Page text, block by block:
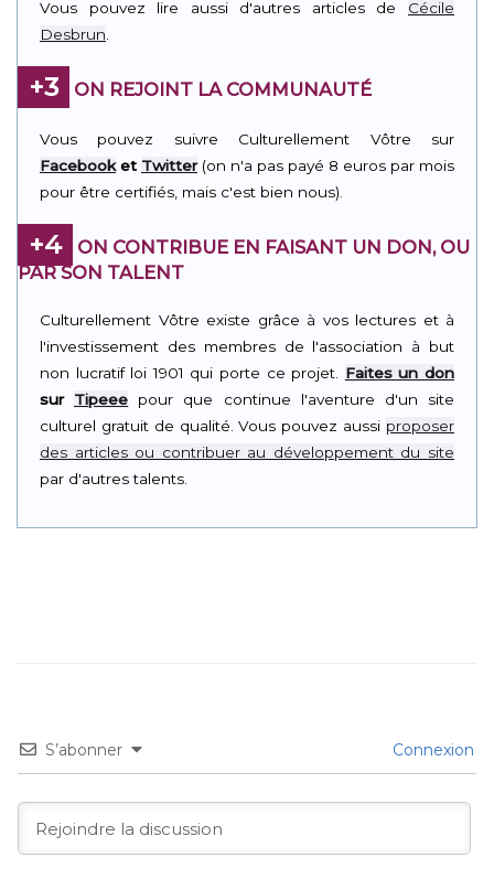
Vous pouvez lire aussi d'autres articles de Cécile
Desbrun.
+3 ON REJOINT LA COMMUNAUTÉ
Vous pouvez suivre Culturellement Vôtre sur
Facebooket Twitter(on n'a pas payé 8 euros par mois
pour être certifiés, mais c'est bien nous).
+4
ON CONTRIBUE EN FAISANT UN DON, OU
PAR SON TALENT
Culturellement Vôtre existe grâce à vos lectures et à
l'investissement des membres de l'association à but
non lucratif loi 1901 qui porte ce projet. Faites un don
sur Tipeee pour que continue l'aventure d'un site
culturel gratuit de qualité. Vous pouvez aussi proposer
des articles ou contribuer au développement du site
par d'autres talents.
S’abonner Connexion